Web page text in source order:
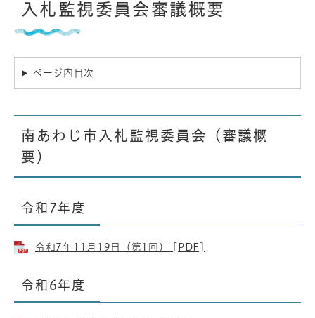
入札監視委員会審議概要
ページ内目次
南あわじ市入札監視委員会（審議概
要）
令和7年度
令和7年11月19日（第1回） [PDF]
令和6年度